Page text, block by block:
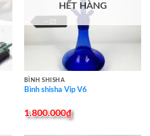
HẾT HÀNG
BÌNH SHISHA
Bình shisha Vip V6
1.800.000₫